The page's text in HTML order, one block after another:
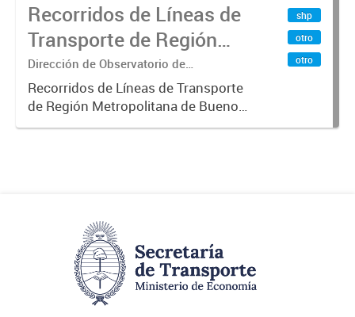
Recorridos de Líneas de
Transporte de Región
Metropolitana de
Buenos Aires (RMBA)
Dirección de Observatorio de
Transporte, Estudio y Sistemas
Recorridos de Líneas de Transporte
de Región Metropolitana de Buenos
Aires (RMBA).-
shp
otro
otro